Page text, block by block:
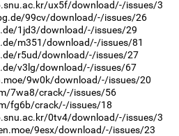
ux5f/download/-/issues/3
99cv/download/-/issues/26
1jd3/download/-/issues/29
m351/download/-/issues/81
r5ud/download/-/issues/27
v3lg/download/-/issues/67
9w0k/download/-/issues/20
7wa8/crack/-/issues/56
fg6b/crack/-/issues/18
0tv4/download/-/issues/3
9esx/download/-/issues/23